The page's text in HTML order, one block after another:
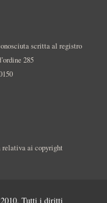
scritta al registro
285
relativa ai copyright
Tutti i diritti